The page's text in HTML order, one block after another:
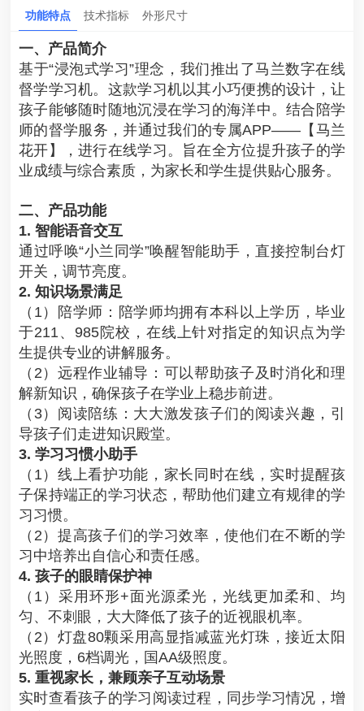
功能特点 技术指标 外形尺寸
一、产品简介
基于“浸泡式学习”理念，我们推出了马兰数字在线
督学学习机。这款学习机以其小巧便携的设计，让
孩子能够随时随地沉浸在学习的海洋中。结合陪学
师的督学服务，并通过我们的专属APP——【马兰
花开】，进行在线学习。旨在全方位提升孩子的学
业成绩与综合素质，为家长和学生提供贴心服务。
二、产品功能
1. 智能语音交互
通过呼唤“小兰同学”唤醒智能助手，直接控制台灯
开关，调节亮度。
2. 知识场景满足
（1）陪学师：陪学师均拥有本科以上学历，毕业
于211、985院校，在线上针对指定的知识点为学
生提供专业的讲解服务。
（2）远程作业辅导：可以帮助孩子及时消化和理
解新知识，确保孩子在学业上稳步前进。
（3）阅读陪练：大大激发孩子们的阅读兴趣，引
导孩子们走进知识殿堂。
3. 学习习惯小助手
（1）线上看护功能，家长同时在线，实时提醒孩
子保持端正的学习状态，帮助他们建立有规律的学
习习惯。
（2）提高孩子们的学习效率，使他们在不断的学
习中培养出自信心和责任感。
4. 孩子的眼睛保护神
（1）采用环形+面光源柔光，光线更加柔和、均
匀、不刺眼，大大降低了孩子的近视眼机率。
（2）灯盘80颗采用高显指减蓝光灯珠，接近太阳
光照度，6档调光，国AA级照度。
5. 重视家长，兼顾亲子互动场景
实时查看孩子的学习阅读过程，同步学习情况，增